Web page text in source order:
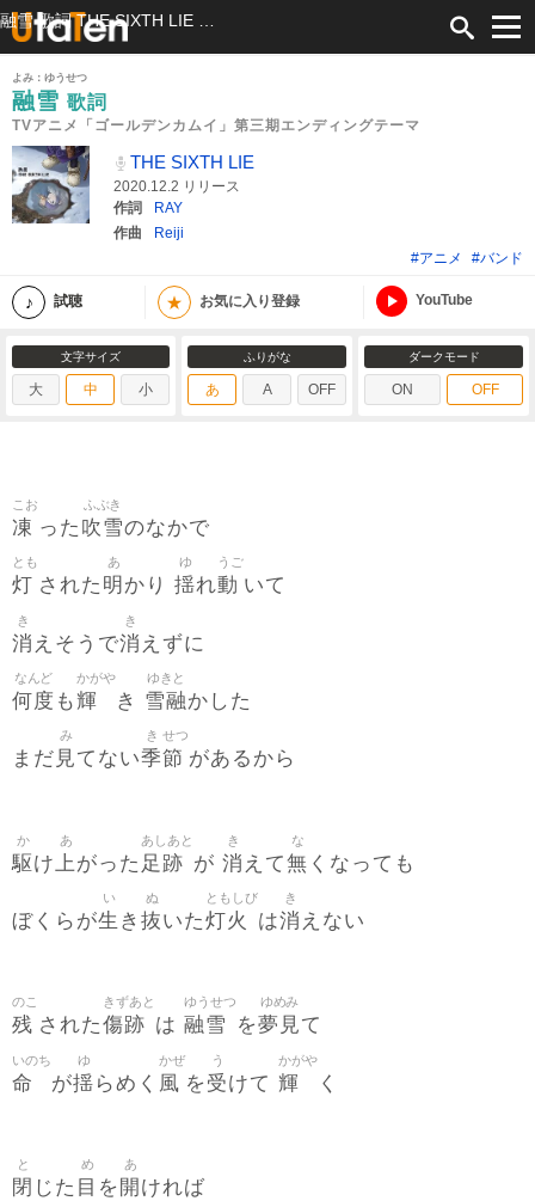
よみ：ゆうせつ
融雪 歌詞
TVアニメ「ゴールデンカムイ」第三期エンディングテーマ
THE SIXTH LIE
2020.12.2 リリース
作詞
RAY
作曲
Reiji
#アニメ
#バンド
試聴 ★ お気に入り登録 YouTube
文字サイズ
大 中 小
ふりがな
あ A OFF
ダークモード
ON OFF
凍
こお
った 吹雪
ふぶき
のなかで
灯
とも
された 明
あ
かり 揺
ゆ
れ動
うご
いて
消
き
えそうで消
き
えずに
何度
なんど
も輝
かがや
き 雪融
ゆきと
かした
まだ 見
み
てない季
き
節
せつ
があるから
駆
か
け 上
あ
がった 足跡
あしあと
が 消
き
えて無
な
くなっても
ぼくらが生
い
き 抜
ぬ
いた灯火
ともしび
は消
き
えない
残
のこ
された傷跡
きずあと
は 融雪
ゆうせつ
を夢見
ゆめみ
て
命
いのち
が揺
ゆ
らめく 風
かぜ
を受
う
けて 輝
かがや
く
閉
と
じた 目
め
を 開
あ
ければ